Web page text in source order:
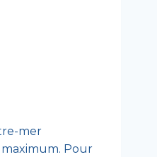
mer
maximum. Pour